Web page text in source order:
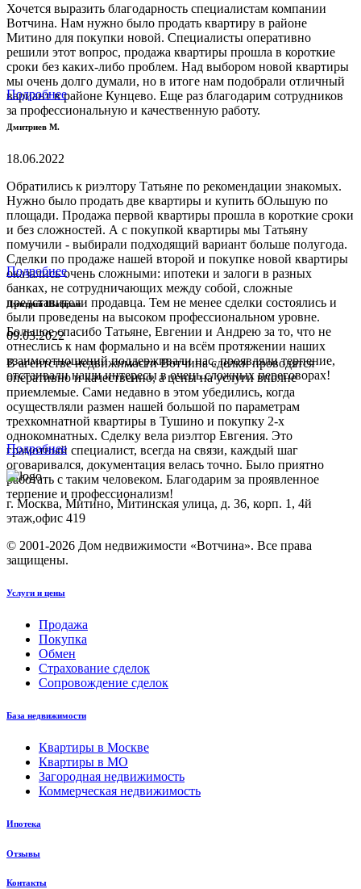
Хочется выразить благодарность специалистам компании
Вотчина. Нам нужно было продать квартиру в районе
Митино для покупки новой. Специалисты оперативно
решили этот вопрос, продажа квартиры прошла в короткие
сроки без каких-либо проблем. Над выбором новой квартиры
мы очень долго думали, но в итоге нам подобрали отличный
вариант в районе Кунцево. Еще раз благодарим сотрудников
за профессиональную и качественную работу.
Подробнее
Дмитриев М.
18.06.2022
Обратились к риэлтору Татьяне по рекомендации знакомых.
Нужно было продать две квартиры и купить бОльшую по
площади. Продажа первой квартиры прошла в короткие сроки
и без сложностей. А с покупкой квартиры мы Татьяну
помучили - выбирали подходящий вариант больше полугода.
Сделки по продаже нашей второй и покупке новой квартиры
оказались очень сложными: ипотеки и залоги в разных
банках, не сотрудничающих между собой, сложные
представители продавца. Тем не менее сделки состоялись и
были проведены на высоком профессиональном уровне.
Большое спасибо Татьяне, Евгении и Андрею за то, что не
отнеслись к нам формально и на всём протяжении наших
взаимоотношений поддерживали нас, проявляли терпение,
отстаивали наши интересы в очень сложных переговорах!
Подробнее
Дмитрий Шафран
09.03.2022
В агентстве недвижимости Вотчина сделки проводятся
оперативно и качественно, а цены на услуги вполне
приемлемые. Сами недавно в этом убедились, когда
осуществляли размен нашей большой по параметрам
трехкомнатной квартиры в Тушино и покупку 2-х
однокомнатных. Сделку вела риэлтор Евгения. Это
грамотный специалист, всегда на связи, каждый шаг
оговаривался, документация велась точно. Было приятно
работать с таким человеком. Благодарим за проявленное
терпение и профессионализм!
Подробнее
г. Москва, Митино, Митинская улица, д. 36, корп. 1, 4й
этаж,офис 419
© 2001-2026 Дом недвижимости «Вотчина». Все права
защищены.
Услуги и цены
Продажа
Покупка
Обмен
Страхование сделок
Сопровождение сделок
База недвижимости
Квартиры в Москве
Квартиры в МО
Загородная недвижимость
Коммерческая недвижимость
Ипотека
Отзывы
Контакты